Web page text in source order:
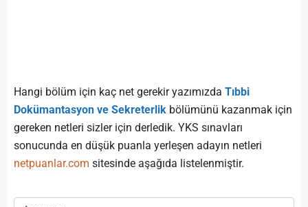
Hangi bölüm için kaç net gerekir yazımızda Tıbbi
Dokümantasyon ve Sekreterlik bölümünü kazanmak için
gereken netleri sizler için derledik. YKS sınavları
sonucunda en düşük puanla yerleşen adayın netleri
netpuanlar.com sitesinde aşağıda listelenmiştir.